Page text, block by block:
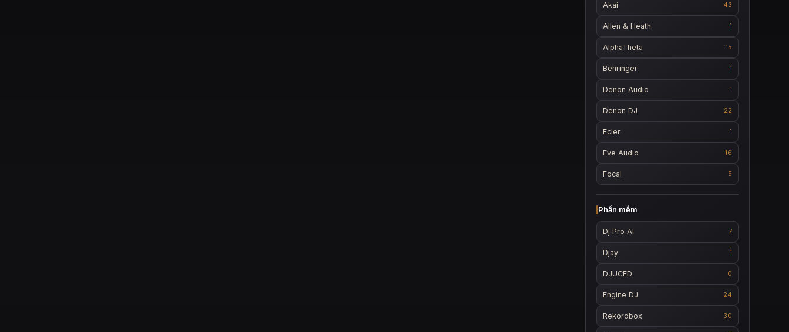
Akai 43
Allen & Heath 1
AlphaTheta 15
Behringer 1
Denon Audio 1
Denon DJ 22
Ecler 1
Eve Audio 16
Focal 5
Phần mềm
Dj Pro AI 7
Djay 1
DJUCED 0
Engine DJ 24
Rekordbox 30